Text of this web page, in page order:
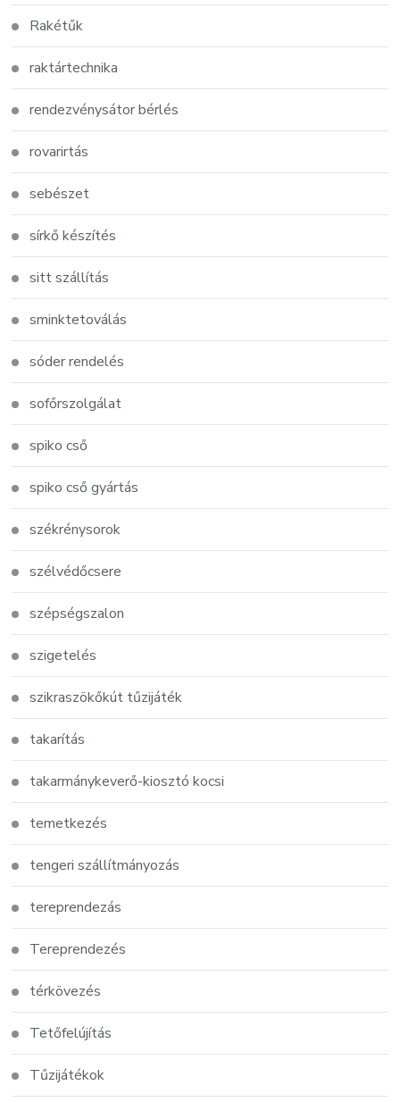
Rakétűk
raktártechnika
rendezvénysátor bérlés
rovarirtás
sebészet
sírkő készítés
sitt szállítás
sminktetoválás
sóder rendelés
sofőrszolgálat
spiko cső
spiko cső gyártás
székrénysorok
szélvédőcsere
szépségszalon
szigetelés
szikraszökőkút tűzijáték
takarítás
takarmánykeverő-kiosztó kocsi
temetkezés
tengeri szállítmányozás
tereprendezás
Tereprendezés
térkövezés
Tetőfelújítás
Tűzijátékok